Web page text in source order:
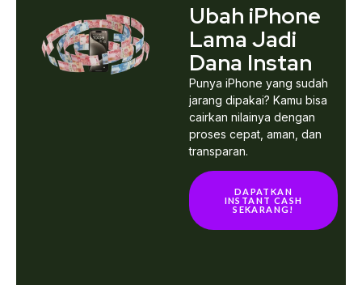
Ubah iPhone
Lama Jadi
Dana Instan
Punya iPhone yang sudah
jarang dipakai? Kamu bisa
cairkan nilainya dengan
proses cepat, aman, dan
transparan.
DAPATKAN
INSTANT CASH
SEKARANG!